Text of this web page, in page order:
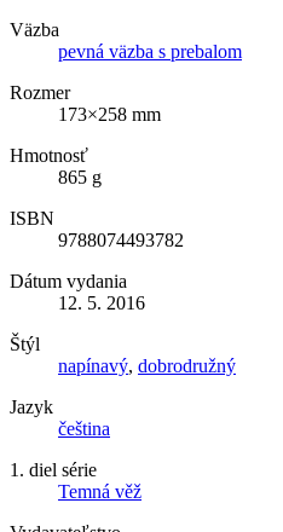
Väzba
pevná väzba s prebalom
Rozmer
173×258 mm
Hmotnosť
865 g
ISBN
9788074493782
Dátum vydania
12. 5. 2016
Štýl
napínavý, dobrodružný
Jazyk
čeština
1. diel série
Temná věž